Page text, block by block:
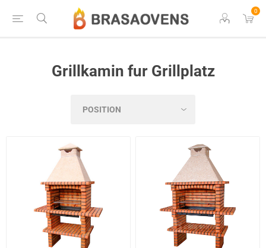
0
Grillkamin fur Grillplatz